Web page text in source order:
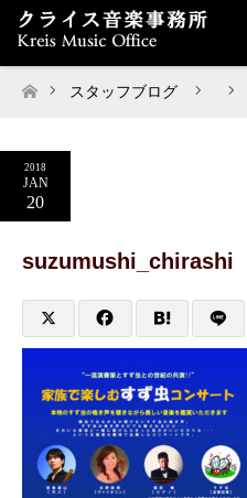
スタッフブログ
2018
JAN
20
suzumushi_chirashi